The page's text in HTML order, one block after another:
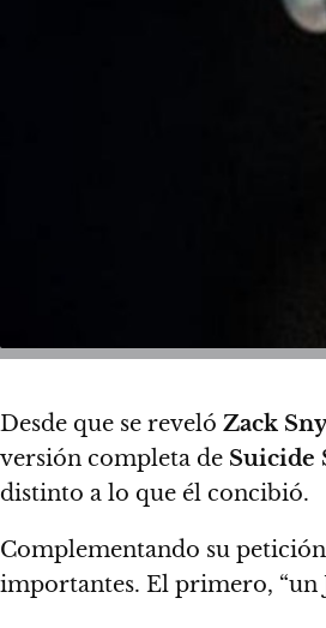
Desde que se reveló Zack
versión completa de Suicide
distinto a lo que él concibió.
Complementando su
importantes. El primero, “un